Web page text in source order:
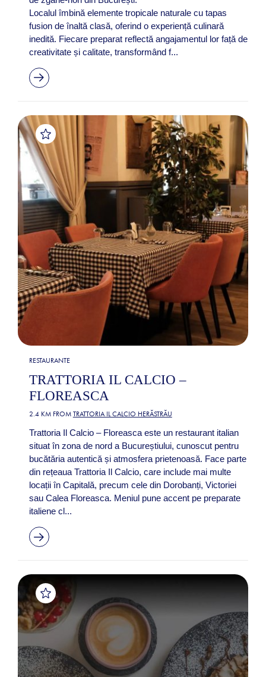
Localul îmbină elemente tropicale naturale cu tapas
fusion de înaltă clasă, oferind o experiență culinară
inedită. Fiecare preparat reflectă angajamentul lor față de
creativitate și calitate, transformând f...
RESTAURANTE
TRATTORIA IL CALCIO –
FLOREASCA
2.4 KM FROM TRATTORIA IL CALCIO HERĂSTRĂU
Trattoria Il Calcio – Floreasca este un restaurant italian
situat în zona de nord a Bucureștiului, cunoscut pentru
bucătăria autentică și atmosfera prietenoasă. Face parte
din rețeaua Trattoria Il Calcio, care include mai multe
locații în Capitală, precum cele din Dorobanți, Victoriei
sau Calea Floreasca. Meniul pune accent pe preparate
italiene cl...